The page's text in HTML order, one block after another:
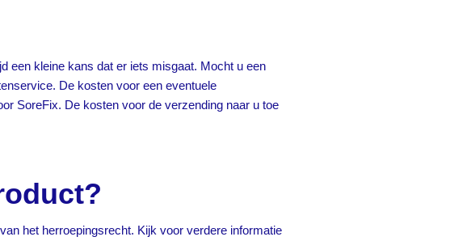
een kleine kans dat er iets misgaat. Mocht u een
De kosten voor een eventuele
SoreFix. De kosten voor de verzending naar u toe
het herroepingsrecht. Kijk voor verdere informatie